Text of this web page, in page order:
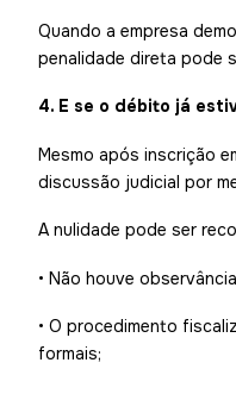
Quando a empresa
penalidade direta pode
4. E se o débito já
Mesmo após inscrição
discussão judicial por
A nulidade pode ser
• Não houve
• O procedimento
formais;